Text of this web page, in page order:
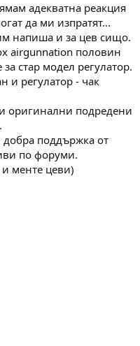
адекватна реакция
да ми изпратят...
напиша и за цев сищо.
airgunnation половин
стар модел регулатор.
и регулатор - чак
оригинални подредени
поддържка от
по форуми.
менте цеви)